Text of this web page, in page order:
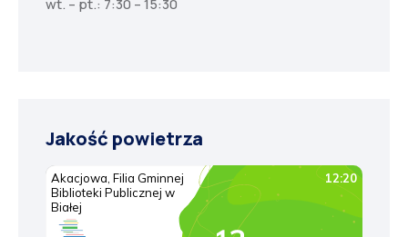
wt. – pt.: 7:30 – 15:30
Jakość powietrza